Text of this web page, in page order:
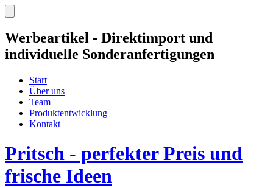
Werbeartikel - Direktimport und
individuelle Sonderanfertigungen
Start
Über uns
Team
Produktentwicklung
Kontakt
Pritsch - perfekter Preis und
frische Ideen